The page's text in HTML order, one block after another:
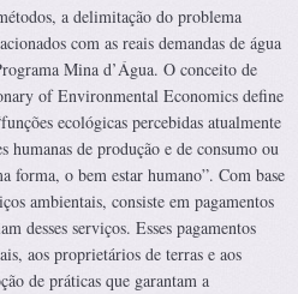
a delimitação do problema
com as reais demandas de água
Mina d’Água. O conceito de
of Environmental Economics define
ecológicas percebidas atualmente
humanas de produção e de consumo ou
forma, o bem estar humano”. Com base
ambientais, consiste em pagamentos
desses serviços. Esses pagamentos
aos proprietários de terras e aos
de práticas que garantam a